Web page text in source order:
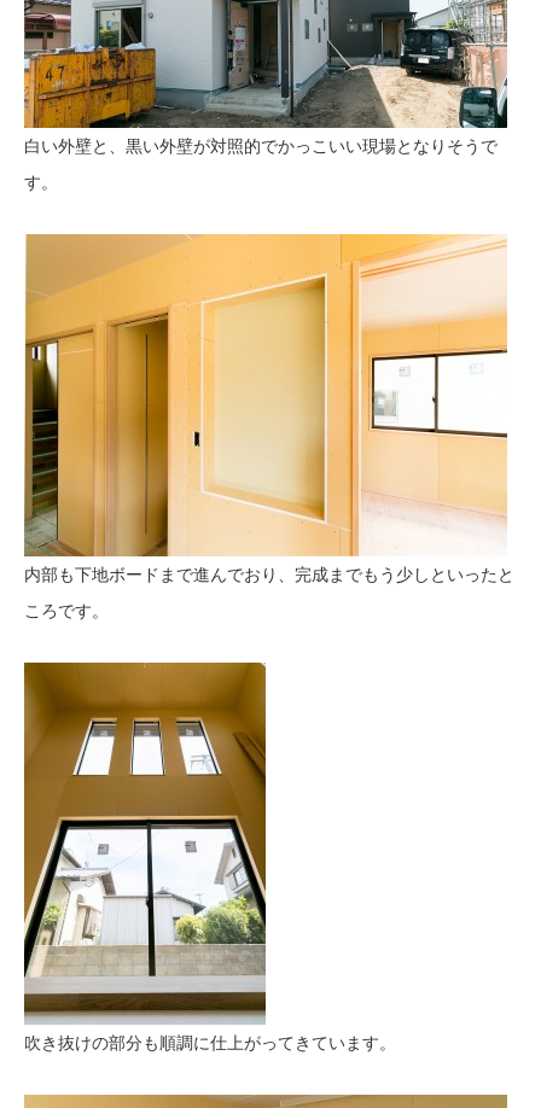
白い外壁と、黒い外壁が対照的でかっこいい現場となりそうで
す。
内部も下地ボードまで進んでおり、完成までもう少しといったと
ころです。
吹き抜けの部分も順調に仕上がってきています。